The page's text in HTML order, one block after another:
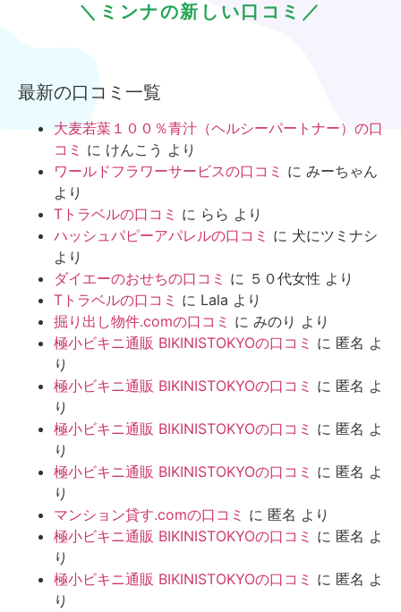
＼ミンナの新しい口コミ／
最新の口コミ一覧
大麦若葉１００％青汁（ヘルシーパートナー）の口
コミ に けんこう より
ワールドフラワーサービスの口コミ に みーちゃん
より
Tトラベルの口コミ に らら より
ハッシュパピーアパレルの口コミ に 犬にツミナシ
より
ダイエーのおせちの口コミ に ５０代女性 より
Tトラベルの口コミ に Lala より
掘り出し物件.comの口コミ に みのり より
極小ビキニ通販 BIKINISTOKYOの口コミ に 匿名 よ
り
極小ビキニ通販 BIKINISTOKYOの口コミ に 匿名 よ
り
極小ビキニ通販 BIKINISTOKYOの口コミ に 匿名 よ
り
極小ビキニ通販 BIKINISTOKYOの口コミ に 匿名 よ
り
マンション貸す.comの口コミ に 匿名 より
極小ビキニ通販 BIKINISTOKYOの口コミ に 匿名 よ
り
極小ビキニ通販 BIKINISTOKYOの口コミ に 匿名 よ
り